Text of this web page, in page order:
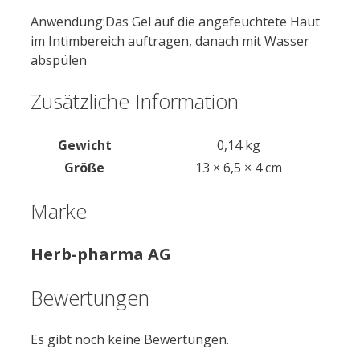
Anwendung:Das Gel auf die angefeuchtete Haut
im Intimbereich auftragen, danach mit Wasser
abspülen
Zusätzliche Information
Gewicht
0,14 kg
Größe
13 × 6,5 × 4 cm
Marke
Herb-pharma AG
Bewertungen
Es gibt noch keine Bewertungen.